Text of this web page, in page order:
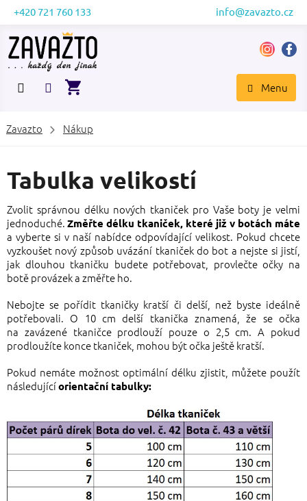
Přejít
obsah
+420 721 760 133 info@zavazto.cz
NÁKUPNÍ
Zavazto
Nákup
Tabulka velikostí
Zvolit správnou délku nových tkaniček pro Vaše boty je velmi
jednoduché. Změřte délku tkaniček, které již v botách máte
a vyberte si v naší nabídce odpovídající velikost. Pokud chcete
vyzkoušet nový způsob uvázání tkaniček do bot a nejste si jistí,
jak dlouhou tkaničku budete potřebovat, provlečte očky na
botě provázek a změřte ho.
Nebojte se pořídit tkaničky kratší či delší, než byste ideálně
potřebovali. O 10 cm delší tkanička znamená, že se očka
na zavázené tkaničce prodlouží pouze o 2,5 cm. A pokud
prodloužíte konce tkaniček, mohou být očka ještě kratší.
Pokud nemáte možnost optimální délku zjistit, můžete použít
následujícíorientační tabulky: